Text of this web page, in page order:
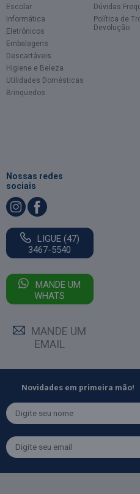
Escolar
Informática
Eletrônicos
Embalagens
Descartáveis
Higiene e Beleza
Utilidades Domésticas
Brinquedos
Dúvidas
Política de
Devolução
Nossas redes
sociais
LIGUE (47)
3467-5540
MANDE UM
WHATS
MANDE UM
EMAIL
Novidades em primeira mão!